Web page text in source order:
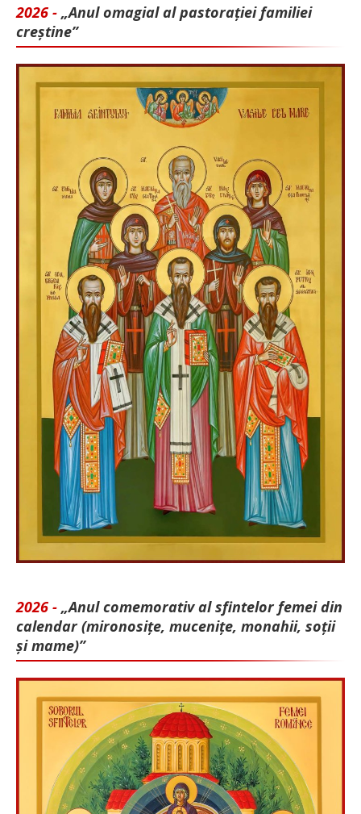
2026 - „Anul omagial al pastorației familiei
creștine”
2026 - „Anul comemorativ al sfintelor femei din
calendar (mironosițe, mu­cenițe, monahii, soții
și mame)”